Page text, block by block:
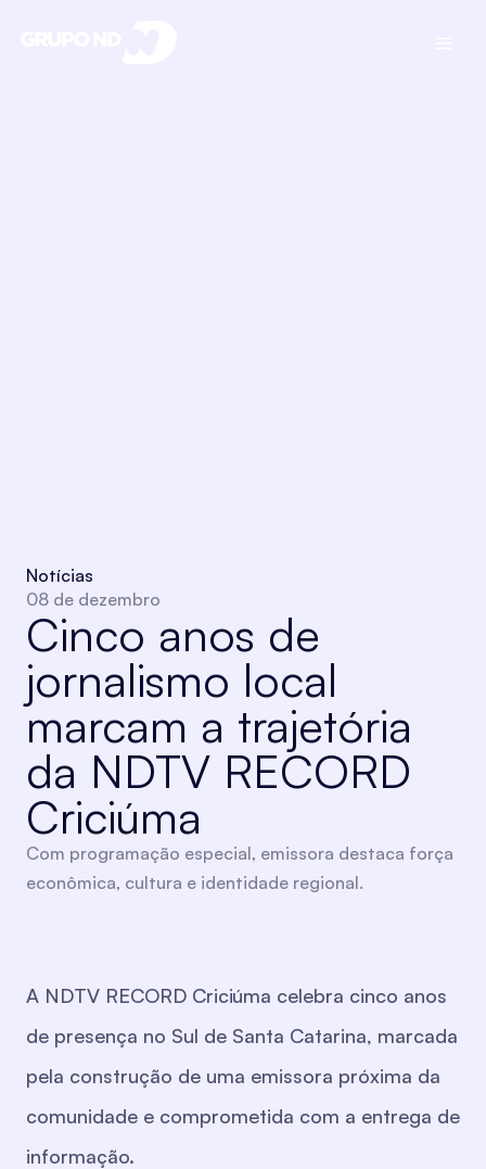
Notícias
08 de dezembro
Cinco anos de
jornalismo local
marcam a trajetória
da NDTV RECORD
Criciúma
Com programação especial, emissora destaca força
econômica, cultura e identidade regional.
A NDTV RECORD Criciúma celebra cinco anos
de presença no Sul de Santa Catarina, marcada
pela construção de uma emissora próxima da
comunidade e comprometida com a entrega de
informação.